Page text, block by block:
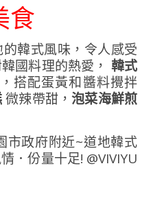
食
韓式風味，令人感受
國料理的熱愛， 韓式
搭配蛋黃和醬料攪拌
微辣帶甜，泡菜海鮮煎